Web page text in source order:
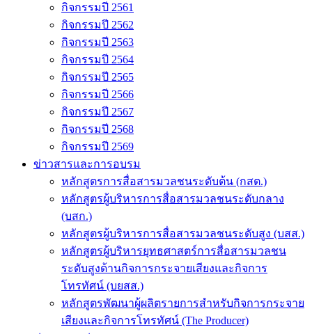
กิจกรรมปี 2561
กิจกรรมปี 2562
กิจกรรมปี 2563
กิจกรรมปี 2564
กิจกรรมปี 2565
กิจกรรมปี 2566
กิจกรรมปี 2567
กิจกรรมปี 2568
กิจกรรมปี 2569
ข่าวสารและการอบรม
หลักสูตรการสื่อสารมวลชนระดับต้น (กสต.)
หลักสูตรผู้บริหารการสื่อสารมวลชนระดับกลาง
(บสก.)
หลักสูตรผู้บริหารการสื่อสารมวลชนระดับสูง (บสส.)
หลักสูตรผู้บริหารยุทธศาสตร์การสื่อสารมวลชน
ระดับสูงด้านกิจการกระจายเสียงและกิจการ
โทรทัศน์ (บยสส.)
หลักสูตรพัฒนาผู้ผลิตรายการสำหรับกิจการกระจาย
เสียงและกิจการโทรทัศน์ (The Producer)